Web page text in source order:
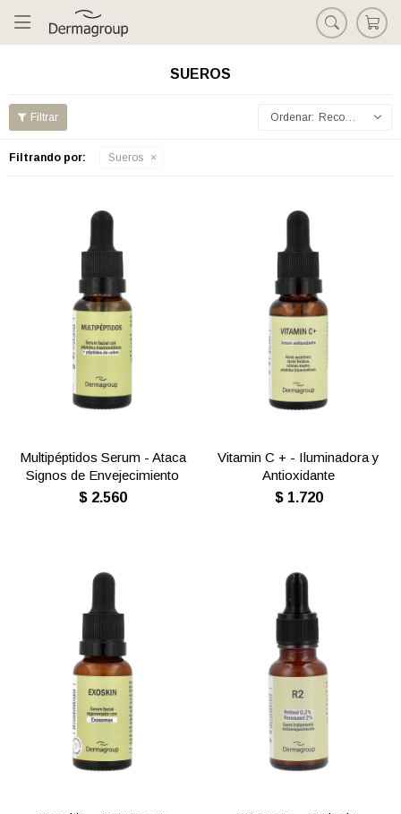

SUEROS
Recomendados
Filtrando por: Sueros
Multipéptidos Serum - Ataca
Signos de Envejecimiento
$ 2.560
Vitamin C + - Iluminadora y
Antioxidante
$ 1.720